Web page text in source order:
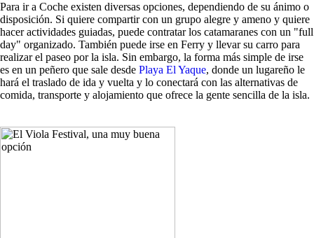
Para ir a Coche existen diversas opciones, dependiendo de su ánimo o
disposición. Si quiere compartir con un grupo alegre y ameno y quiere
hacer actividades guiadas, puede contratar los catamaranes con un "full
day" organizado. También puede irse en Ferry y llevar su carro para
realizar el paseo por la isla. Sin embargo, la forma más simple de irse
es en un peñero que sale desde Playa El Yaque, donde un lugareño le
hará el traslado de ida y vuelta y lo conectará con las alternativas de
comida, transporte y alojamiento que ofrece la gente sencilla de la isla.